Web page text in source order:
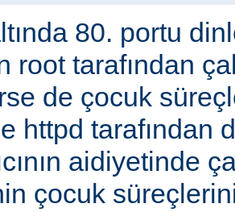
80. portu
root tarafından
de çocuk
httpd tarafından
aidiyetinde
çocuk